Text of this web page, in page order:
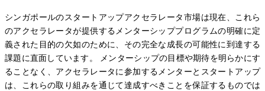
シンガポールのスタートアップアクセラレータ市場は現在、これら
のアクセラレータが提供するメンターシッププログラムの明確に定
義された目的の欠如のために、その完全な成長の可能性に到達する
課題に直面しています。 メンターシップの目標や期待を明らかにす
ることなく、アクセラレータに参加するメンターとスタートアップ
は、これらの取り組みを通じて達成すべきことを保証するものでは